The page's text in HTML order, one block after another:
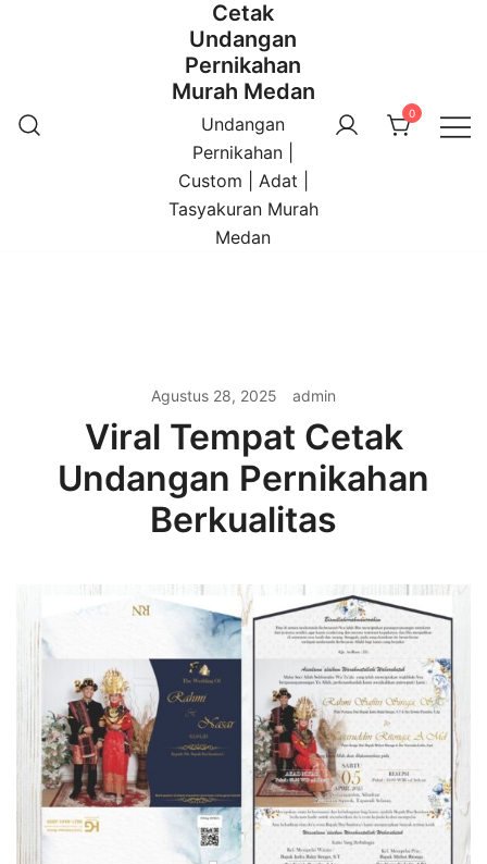
Cetak
Undangan
Pernikahan
Murah Medan
Undangan
Pernikahan |
Custom | Adat |
Tasyakuran Murah
Medan
0
Agustus 28, 2025 admin
Viral Tempat Cetak
Undangan Pernikahan
Berkualitas